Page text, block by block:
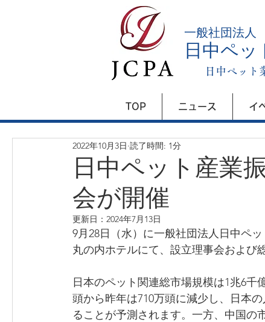
​一般社団法人
日中ペッ
日中ペット
TOP ニュース イ
日中ペット産業
会が開催
2022年10月3日 読了時間: 1分
更新日： 2024年7月13日
9月28日（水）に一般社団法人日中ペ
丸の内ホテルにて、設立理事会および
日本のペット関連総市場規模は1兆6千
頭から昨年は710万頭に減少し、日本
ることが予測されます。一方、中国の